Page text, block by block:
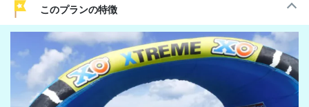
このプランの特徴